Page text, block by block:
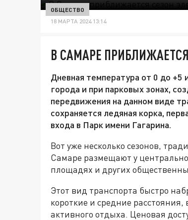
ОБЩЕСТВО
18 МАРТА 2024 13:14
В САМАРЕ
Дневная температура от 0 до
города и при парковых зонах,
передвижения на данном виде
сохраняется ледяная корка,
входа в Парк имени Гагарина.
Вот уже несколько сезонов,
Самаре размещают у
площадях и других
Этот вид транспорта быстро
короткие и средние
активного отдыха. Ценовая